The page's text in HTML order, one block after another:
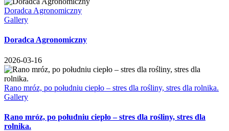
Doradca Agronomiczny
Gallery
Doradca Agronomiczny
2026-03-16
Rano mróz, po południu ciepło – stres dla rośliny, stres dla rolnika.
Gallery
Rano mróz, po południu ciepło – stres dla rośliny, stres dla
rolnika.